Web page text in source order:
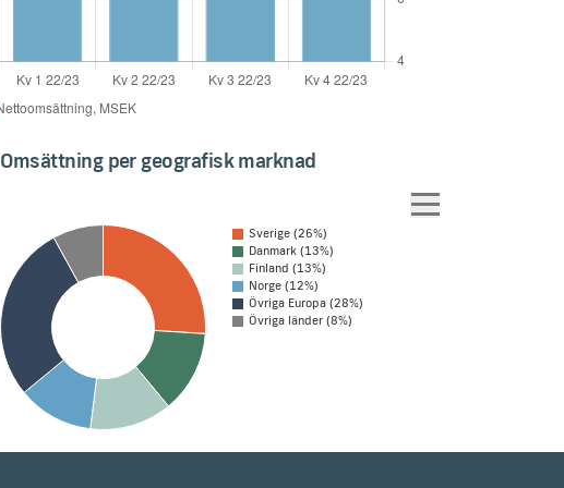
Omsättning per geografisk marknad
Sverige (26%)
Danmark (13%)
Finland (13%)
Norge (12%)
Övriga Europa (28%)
Övriga länder (8%)